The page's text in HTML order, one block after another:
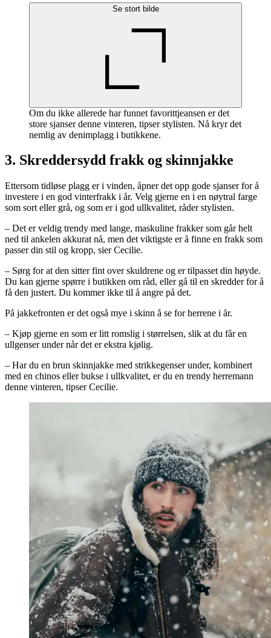
Se stort bilde
Om du ikke allerede har funnet favorittjeansen er det
store sjanser denne vinteren, tipser stylisten. Nå kryr det
nemlig av denimplagg i butikkene.
3. Skreddersydd frakk og skinnjakke
Ettersom tidløse plagg er i vinden, åpner det opp gode sjanser for å
investere i en god vinterfrakk i år. Velg gjerne en i en nøytral farge
som sort eller grå, og som er i god ullkvalitet, råder stylisten.
– Det er veldig trendy med lange, maskuline frakker som går helt
ned til ankelen akkurat nå, men det viktigste er å finne en frakk som
passer din stil og kropp, sier Cecilie.
– Sørg for at den sitter fint over skuldrene og er tilpasset din høyde.
Du kan gjerne spørre i butikken om råd, eller gå til en skredder for å
få den justert. Du kommer ikke til å angre på det.
På jakkefronten er det også mye i skinn å se for herrene i år.
– Kjøp gjerne en som er litt romslig i størrelsen, slik at du får en
ullgenser under når det er ekstra kjølig.
– Har du en brun skinnjakke med strikkegenser under, kombinert
med en chinos eller bukse i ullkvalitet, er du en trendy herremann
denne vinteren, tipser Cecilie.